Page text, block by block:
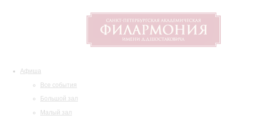
Афиша
Все события
Большой зал
Малый зал